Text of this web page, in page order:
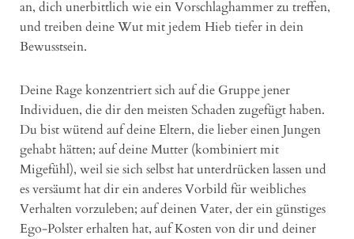
an, dich unerbittlich wie ein Vorschlaghammer zu treffen,
und treiben deine Wut mit jedem Hieb tiefer in dein
Bewusstsein.
Deine Rage konzentriert sich auf die Gruppe jener
Individuen, die dir den meisten Schaden zugefügt haben.
Du bist wütend auf deine Eltern, die lieber einen Jungen
gehabt hätten; auf deine Mutter (kombiniert mit
Migefühl), weil sie sich selbst hat unterdrücken lassen und
es versäumt hat dir ein anderes Vorbild für weibliches
Verhalten vorzuleben; auf deinen Vater, der ein günstiges
Ego-Polster erhalten hat, auf Kosten von dir und deiner